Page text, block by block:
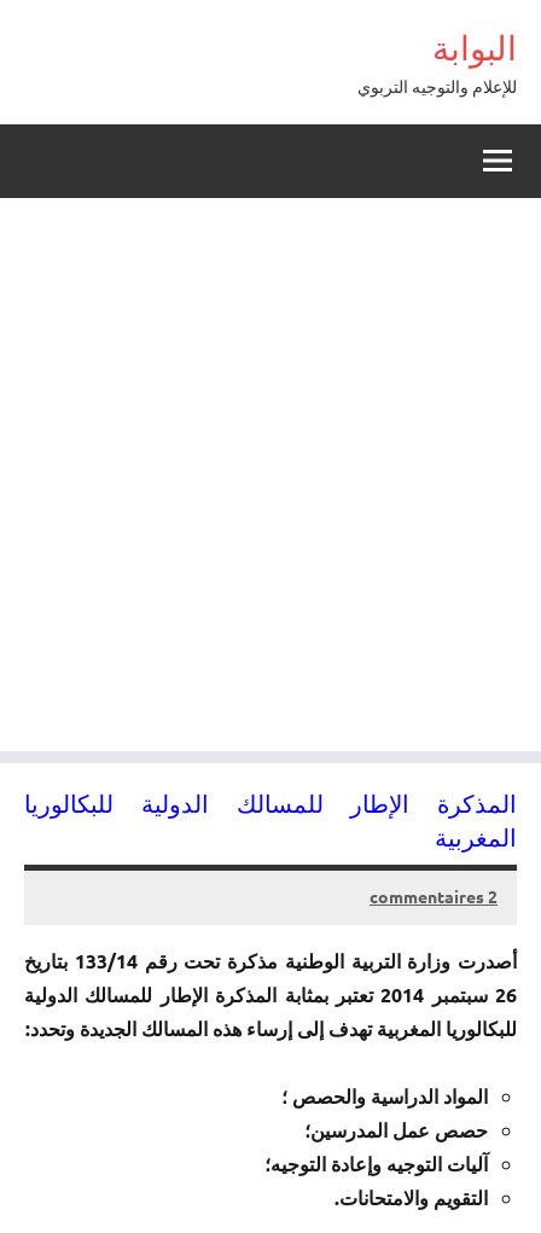
contenu
البوابة
للإعلام والتوجيه التربوي
المذكرة الإطار للمسالك الدولية للبكالوريا
المغربية
01/10/2014
kamal
2 commentaires
أصدرت وزارة التربية الوطنية مذكرة تحت رقم 133/14 بتاريخ
26 سبتمبر 2014 تعتبر بمثابة المذكرة الإطار للمسالك الدولية
للبكالوريا المغربية تهدف إلى إرساء هذه المسالك الجديدة وتحدد:
المواد الدراسية والحصص ؛
حصص عمل المدرسين؛
آليات التوجيه وإعادة التوجيه؛
التقويم والامتحانات.